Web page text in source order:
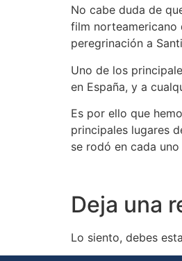
No cabe duda de
film
peregrinación a
Uno de los
en España, y a
Es por ello que
principales lugares
se rodó en cada
Deja una
Lo siento, debes